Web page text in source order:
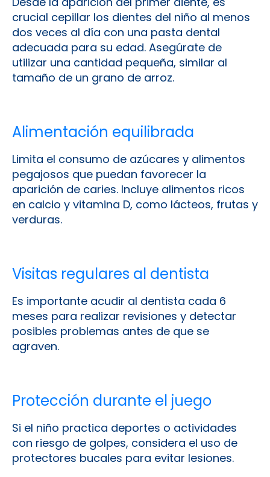
crucial cepillar los dientes del niño al menos
dos veces al día con una pasta dental
adecuada para su edad. Asegúrate de
utilizar una cantidad pequeña, similar al
tamaño de un grano de arroz.
Alimentación equilibrada
Limita el consumo de azúcares y alimentos
pegajosos que puedan favorecer la
aparición de caries. Incluye alimentos ricos
en calcio y vitamina D, como lácteos, frutas y
verduras.
Visitas regulares al dentista
Es importante acudir al dentista cada 6
meses para realizar revisiones y detectar
posibles problemas antes de que se
agraven.
Protección durante el juego
Si el niño practica deportes o actividades
con riesgo de golpes, considera el uso de
protectores bucales para evitar lesiones.